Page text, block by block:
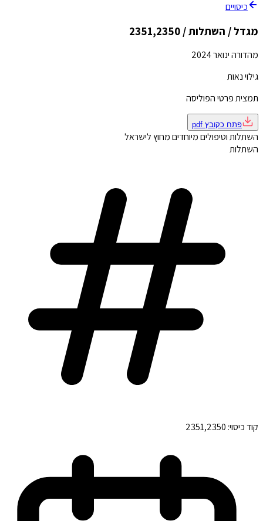
כיסויים
מגדל / השתלות / 2351,2350
מהדורה ינואר 2024
גילוי נאות
תמצית פרטי הפוליסה
פתח כקובץpdf
השתלות וטיפולים מיוחדים מחוץ לישראל
השתלות
קוד כיסוי:2351,2350